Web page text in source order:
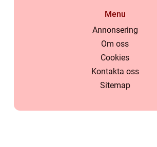
Menu
Annonsering
Om oss
Cookies
Kontakta oss
Sitemap